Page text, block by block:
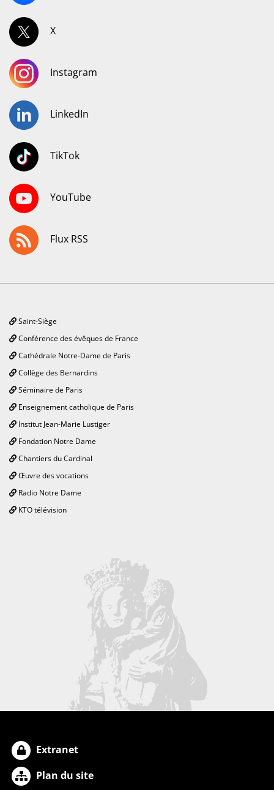
X
Instagram
LinkedIn
TikTok
YouTube
Flux RSS
Saint-Siège
Conférence des évêques de France
Cathédrale Notre-Dame de Paris
Collège des Bernardins
Séminaire de Paris
Enseignement catholique de Paris
Institut Jean-Marie Lustiger
Fondation Notre Dame
Chantiers du Cardinal
Œuvre des vocations
Radio Notre Dame
KTO télévision
Extranet
Plan du site